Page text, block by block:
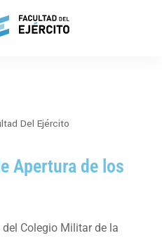
Del Ejército
Apertura de los
Colegio Militar de la